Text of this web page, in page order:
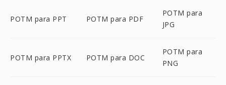
POTM para PPT POTM para PDF
POTM para
JPG
POTM para PPTX POTM para DOC
POTM para
PNG